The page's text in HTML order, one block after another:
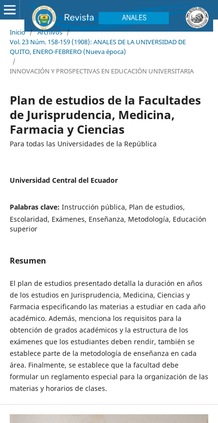
Inicio / Archivos /
Vol. 23 Núm. 158-159 (1908): ANALES DE LA UNIVERSIDAD DE
QUITO, ENERO-FEBRERO (Nueva época)
/
INNOVACIÓN Y PROSPECTIVAS EN EDUCACIÓN UNIVERSITARIA
Plan de estudios de la Facultades
de Jurisprudencia, Medicina,
Farmacia y Ciencias
Para todas las Universidades de la República
Universidad Central del Ecuador
Palabras clave: Instrucción pública, Plan de estudios,
Escolaridad, Exámenes, Enseñanza, Metodología, Educación
superior
Resumen
El plan de estudios presentado detalla la duración en años
de los estudios en Jurisprudencia, Medicina, Ciencias y
Farmacia especificando las materias a estudiar en cada año
académico. Además, menciona los requisitos para la
obtención de grados académicos y la estructura de los
exámenes que los estudiantes deben rendir, también se
establece parte de la metodología de enseñanza en cada
área. Finalmente, se establece que la facultad debe
formular un reglamento especial para la organización de las
materias y horarios de clases.